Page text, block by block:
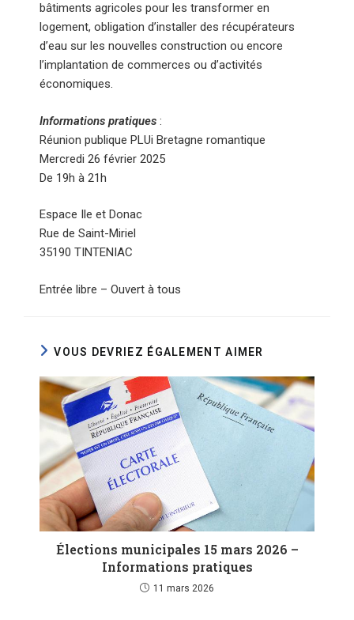
bâtiments agricoles pour les transformer en
logement, obligation d’installer des récupérateurs
d’eau sur les nouvelles construction ou encore
l’implantation de commerces ou d’activités
économiques.
Informations pratiques :
Réunion publique PLUi Bretagne romantique
Mercredi 26 février 2025
De 19h à 21h
Espace Ile et Donac
Rue de Saint-Miriel
35190 TINTENIAC
Entrée libre – Ouvert à tous
VOUS DEVRIEZ ÉGALEMENT AIMER
Élections municipales 15 mars 2026 –
Informations pratiques
11 mars 2026